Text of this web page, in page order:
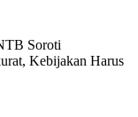
Soroti
Kebijakan Harus